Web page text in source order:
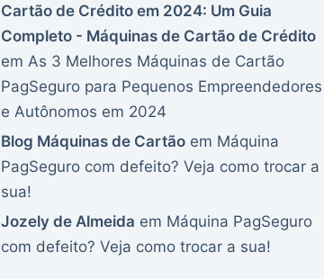
Cartão de Crédito em 2024: Um Guia
Completo - Máquinas de Cartão de Crédito
em As 3 Melhores Máquinas de Cartão
PagSeguro para Pequenos Empreendedores
e Autônomos em 2024
Blog Máquinas de Cartão em Máquina
PagSeguro com defeito? Veja como trocar a
sua!
Jozely de Almeida em Máquina PagSeguro
com defeito? Veja como trocar a sua!